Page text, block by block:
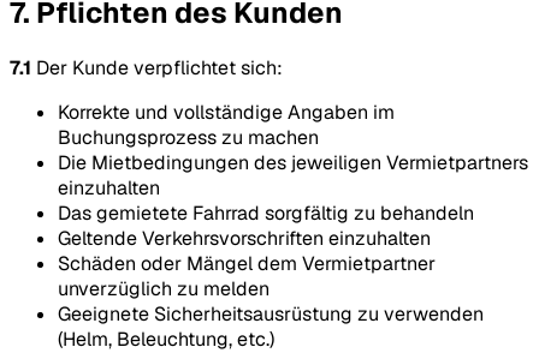
7. Pflichten des Kunden
7.1 Der Kunde verpflichtet sich:
Korrekte und vollständige Angaben im
Buchungsprozess zu machen
Die Mietbedingungen des jeweiligen Vermietpartners
einzuhalten
Das gemietete Fahrrad sorgfältig zu behandeln
Geltende Verkehrsvorschriften einzuhalten
Schäden oder Mängel dem Vermietpartner
unverzüglich zu melden
Geeignete Sicherheitsausrüstung zu verwenden
(Helm, Beleuchtung, etc.)